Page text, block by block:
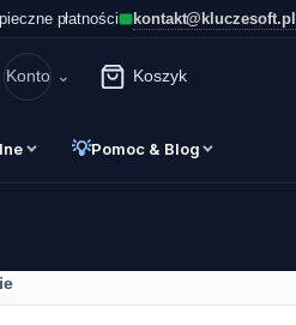
płatności kontakt@kluczesoft.pl
Konto Koszyk
💡Pomoc & Blog